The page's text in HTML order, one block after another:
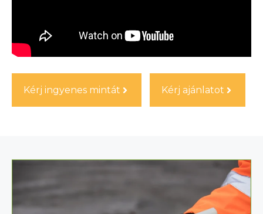
Kérj ingyenes mintát Kérj ajánlatot